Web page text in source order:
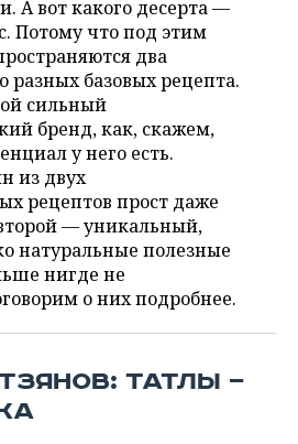
А вот какого десерта —
Потому что под этим
два
базовых рецепта.
сильный
бренд, как, скажем,
у него есть.
из двух
рецептов прост даже
— уникальный,
натуральные полезные
нигде не
о них подробнее.
ТАТЛЫ —